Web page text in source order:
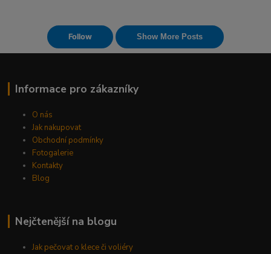
Informace pro zákazníky
O nás
Jak nakupovat
Obchodní podmínky
Fotogalerie
Kontakty
Blog
Nejčtenější na blogu
Jak pečovat o klece či voliéry